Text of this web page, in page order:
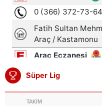
Süper Lig
TAKIM